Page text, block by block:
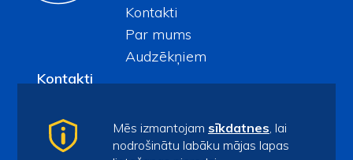
Kontakti
Par mums
Audzēkņiem
Kontakti
Tel.63622732
Sporta iela 7/9, Ventspils, LV-3601
Mēs izmantojam sīkdatnes , lai
nodrošinātu labāku mājas lapas